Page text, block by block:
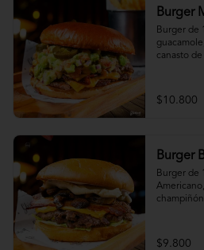
Burger
Burger de
canasto
$10.800
Burger
Burger de
$9.800